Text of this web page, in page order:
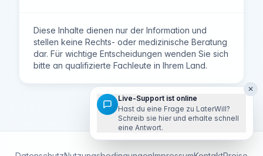
Diese Inhalte dienen nur der Information und
stellen keine Rechts- oder medizinische Beratung
dar. Für wichtige Entscheidungen wenden Sie sich
bitte an qualifizierte Fachleute in Ihrem Land.
✕
Live-Support ist online
Hast du eine Frage zu LaterWill?
Schreib sie hier und erhalte schnell
eine Antwort.